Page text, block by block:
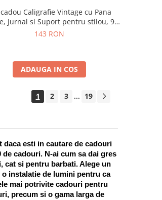
Caligrafie Vintage cu Pana
Jurnal si Suport pentru stilou, 9
piese
143 RON
ADAUGA IN COS
1 2 3 ... 19
esti in cautare de cadouri
cadouri. N-ai cum sa dai gres
cat si pentru barbati. Alege un
instalatie de lumini pentru ca
mai potrivite cadouri pentru
precum si o gama larga de